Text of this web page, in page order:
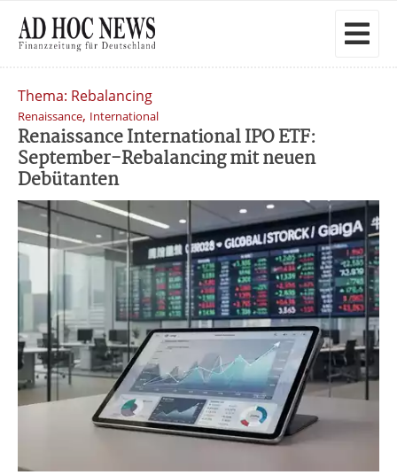
Thema: Rebalancing
Renaissance, International
Renaissance International IPO ETF:
September-Rebalancing mit neuen
Debütanten